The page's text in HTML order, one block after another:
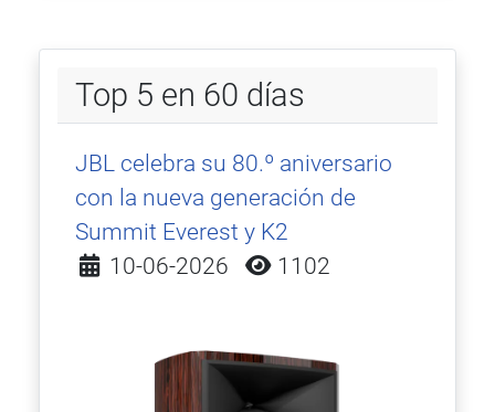
Top 5 en 60 días
JBL celebra su 80.º aniversario
con la nueva generación de
Summit Everest y K2
Detalles
10-06-2026 1102